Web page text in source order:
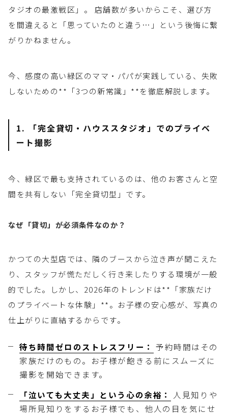
タジオの最激戦区」。 店舗数が多いからこそ、選び方
を間違えると「思っていたのと違う…」という後悔に繋
がりかねません。
今、感度の高い緑区のママ・パパが実践している、失敗
しないための**「3つの新常識」**を徹底解説します。
1. 「完全貸切・ハウススタジオ」でのプライベ
ート撮影
今、緑区で最も支持されているのは、他のお客さんと空
間を共有しない「完全貸切型」です。
なぜ「貸切」が必須条件なのか？
かつての大型店では、隣のブースから泣き声が聞こえた
り、スタッフが慌ただしく行き来したりする環境が一般
的でした。しかし、2026年のトレンドは**「家族だけ
のプライベートな体験」**。お子様の安心感が、写真の
仕上がりに直結するからです。
待ち時間ゼロのストレスフリー： 予約時間はその
家族だけのもの。お子様が飽きる前にスムーズに
撮影を開始できます。
「泣いても大丈夫」という心の余裕：
人見知りや
場所見知りをするお子様でも、他人の目を気にせ